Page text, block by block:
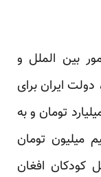
بین الملل و
ایران برای
اتباع افغان در سال حدود ۷۰۰ میلیارد تومان و به
میلیون تومان
کودکان افغان